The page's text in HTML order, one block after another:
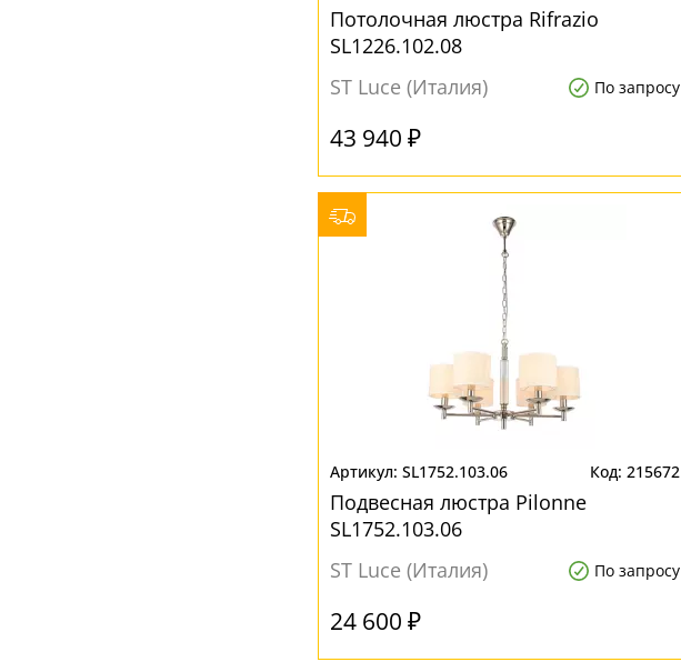
Потолочная люстра Rifrazio
SL1226.102.08
ST Luce (Италия)
По запросу
43 940 ₽
SL1752.103.06 215672
Подвесная люстра Pilonne
SL1752.103.06
ST Luce (Италия)
По запросу
24 600 ₽